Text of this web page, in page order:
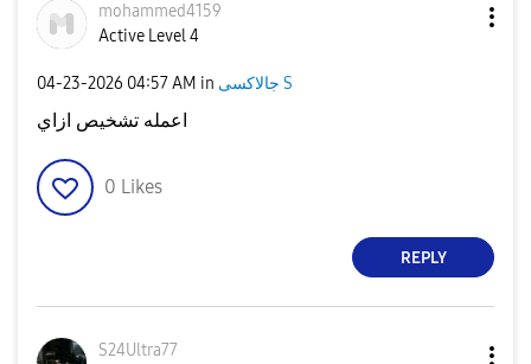
mohammed4159
Active Level 4
‎04-23-2026 04:57 AM in جالاكسى S
اعمله تشخيص ازاي
0 Likes
REPLY
S24Ultra77